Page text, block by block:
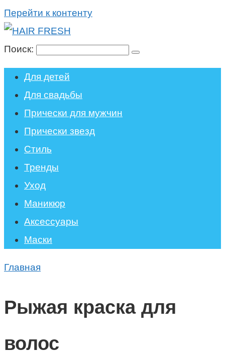
Перейти к контенту
Поиск:
Для детей
Для свадьбы
Прически для мужчин
Прически звезд
Стиль
Тренды
Уход
Маникюр
Аксессуары
Маски
Главная
Рыжая краска для
волос